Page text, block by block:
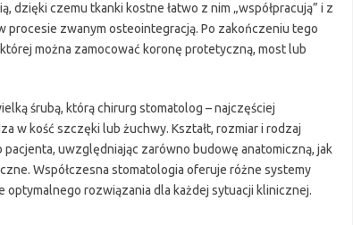
dzięki czemu tkanki kostne łatwo z nim „współpracują” i z
procesie zwanym osteointegracją. Po zakończeniu tego
można zamocować koronę protetyczną, most lub
śrubą, którą chirurg stomatolog – najczęściej
w kość szczęki lub żuchwy. Kształt, rozmiar i rodzaj
uwzględniając zarówno budowę anatomiczną, jak
Współczesna stomatologia oferuje różne systemy
rozwiązania dla każdej sytuacji klinicznej.